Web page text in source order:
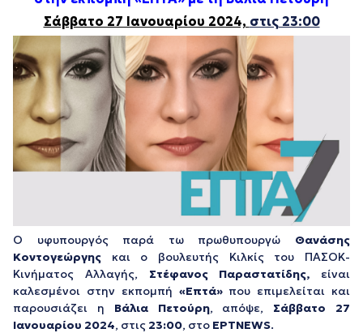
Σάββατο 27 Ιανουαρίου 2024, στις 23:00
Ο υφυπουργός παρά τω πρωθυπουργώ Θανάσης
Κοντογεώργης και ο βουλευτής Κιλκίς του ΠΑΣΟΚ-
Κινήματος Αλλαγής, Στέφανος Παραστατίδης, είναι
καλεσμένοι στην εκπομπή «Επτά» που επιμελείται και
παρουσιάζει η Βάλια Πετούρη, απόψε, Σάββατο 27
Ιανουαρίου 2024, στις 23:00, στο ΕΡΤNEWS.